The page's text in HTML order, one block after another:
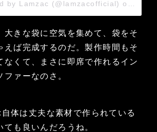
大きな袋に空気を集めて、袋をそ
えば完成するのだ。製作時間もそ
なくて、まさに即席で作れるイン
ファーなのさ。
体は丈夫な素材で作られている
も良いんだろうね。